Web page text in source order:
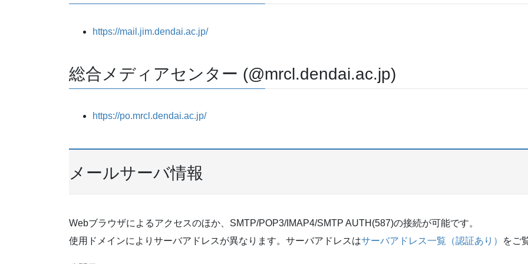
https://mail.jim.dendai.ac.jp/
総合メディアセンター (@mrcl.dendai.ac.jp)
https://po.mrcl.dendai.ac.jp/
メールサーバ情報
Webブラウザによるアクセスのほか、SMTP/POP3/IMAP4/SMTP AUTH(587)の接続が可能です。
使用ドメインによりサーバアドレスが異なります。サーバアドレスはサーバアドレス一覧（認証あり） をご